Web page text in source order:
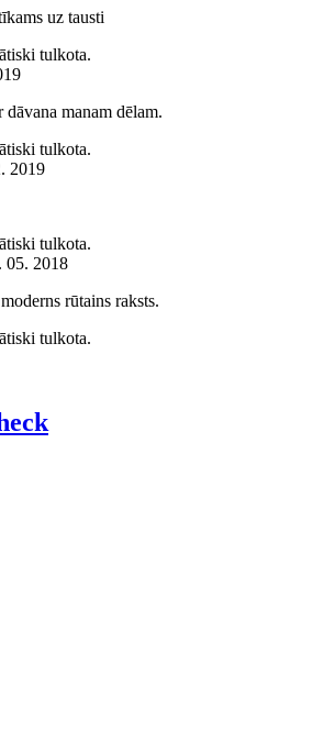
uz tausti
tulkota.
manam dēlam.
tulkota.
2019
tulkota.
05. 2018
rūtains raksts.
tulkota.